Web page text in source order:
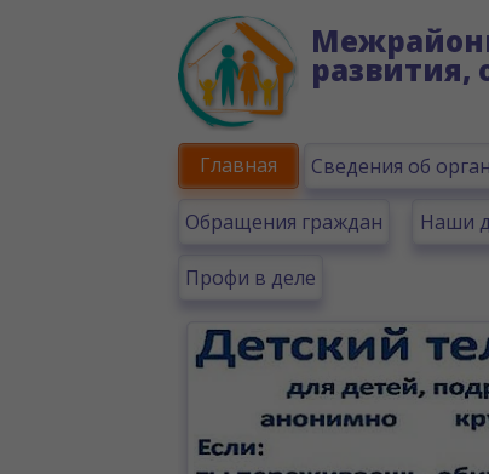
развития,
Главная Сведения об
Обращения граждан Наши
Профи в деле